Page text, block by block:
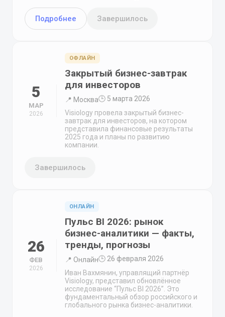
Подробнее Завершилось
5
МАР
2026
ОФЛАЙН
Закрытый бизнес-завтрак
для инвесторов
📍 Москва🕒 5 марта 2026
Visiology провела закрытый бизнес-
завтрак для инвесторов, на котором
представила финансовые результаты
2025 года и планы по развитию
компании.
Завершилось
26
ФЕВ
2026
ОНЛАЙН
Пульс BI 2026: рынок
бизнес-аналитики — факты,
тренды, прогнозы
📍 Онлайн🕒 26 февраля 2026
Иван Вахмянин, управлящий партнёр
Visiology, представил обновлённое
исследование “Пульс BI 2026”. Это
фундаментальный обзор российского и
глобального рынка бизнес-аналитики.